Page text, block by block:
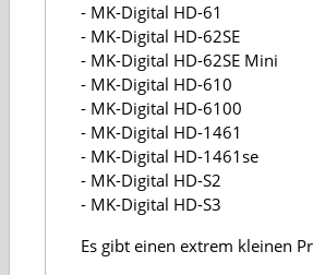
- MK-Digital HD-61
- MK-Digital HD-62SE
- MK-Digital HD-62SE Mini
- MK-Digital HD-610
- MK-Digital HD-6100
- MK-Digital HD-1461
- MK-Digital HD-1461se
- MK-Digital HD-S2
- MK-Digital HD-S3
Es gibt einen extrem kleinen